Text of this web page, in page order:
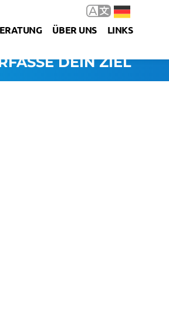
ÜBER UNS LINKS
DEIN ZIEL